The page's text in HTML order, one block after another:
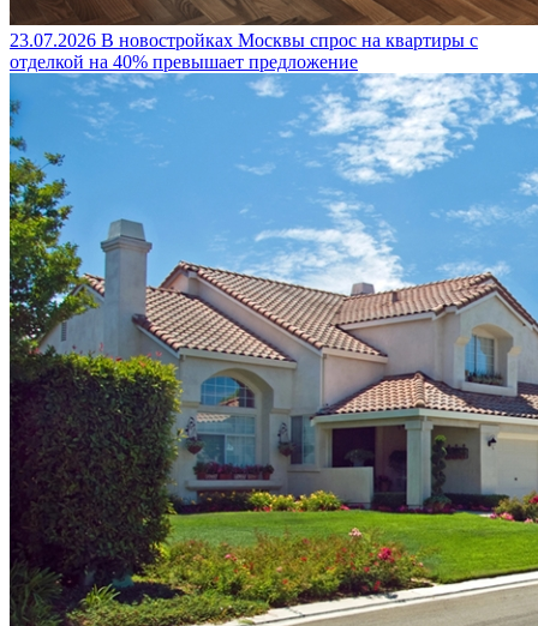
23.07.2026 В новостройках Москвы спрос на квартиры с
отделкой на 40% превышает предложение